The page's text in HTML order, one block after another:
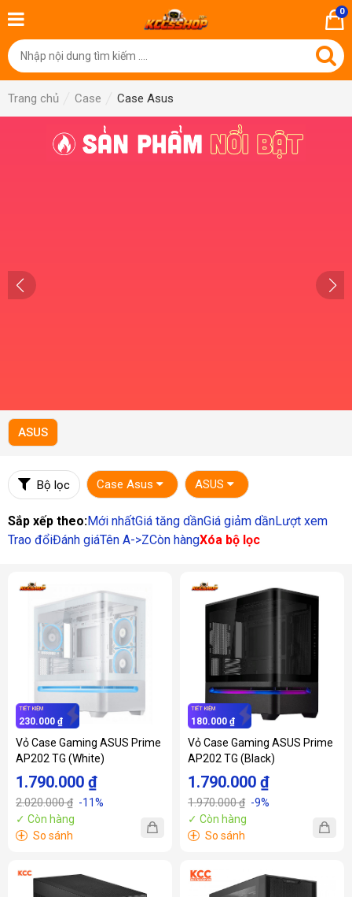
0
Trang chủ Case Case Asus
ASUS
Bộ lọc Case Asus ASUS
Sắp xếp theo:Mới nhấtGiá tăng dầnGiá giảm dầnLượt xem
Trao đổiĐánh giáTên A->ZCòn hàngXóa bộ lọc
TIẾT KIỆM
230.000 ₫
Vỏ Case Gaming ASUS Prime
AP202 TG (White)
1.790.000 ₫
2.020.000 ₫ -11%
✓ Còn hàng
+ So sánh
TIẾT KIỆM
180.000 ₫
Vỏ Case Gaming ASUS Prime
AP202 TG (Black)
1.790.000 ₫
1.970.000 ₫ -9%
✓ Còn hàng
+ So sánh